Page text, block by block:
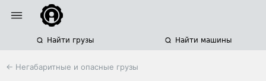
Найти грузы Найти машины
← Негабаритные и опасные грузы